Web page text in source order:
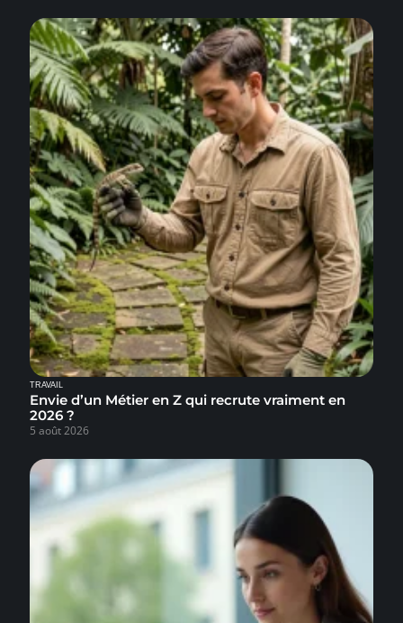
TRAVAIL
Envie d’un Métier en Z qui recrute vraiment en
2026 ?
5 août 2026